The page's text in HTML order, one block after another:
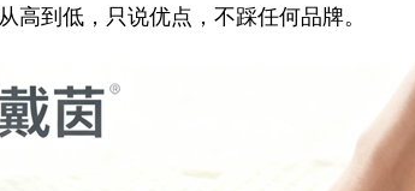
高到低，只说优点，不踩任何品牌。